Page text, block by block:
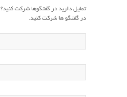
تمایل دارید در گفتگوها شرکت کنید؟
در گفتگو ها شرکت کنید.